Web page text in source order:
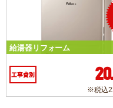
給湯器リフォーム
工事費別
※税込